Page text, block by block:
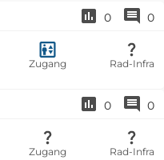
0 0
Zugang Rad-Infra
0 0
Zugang Rad-Infra